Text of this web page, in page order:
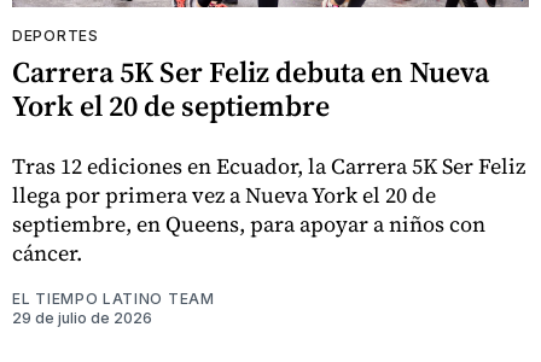
DEPORTES
Carrera 5K Ser Feliz debuta en Nueva
York el 20 de septiembre
Tras 12 ediciones en Ecuador, la Carrera 5K Ser Feliz
llega por primera vez a Nueva York el 20 de
septiembre, en Queens, para apoyar a niños con
cáncer.
EL TIEMPO LATINO TEAM
29 de julio de 2026